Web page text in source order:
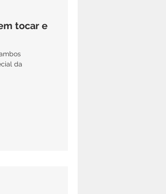
tocar e
da